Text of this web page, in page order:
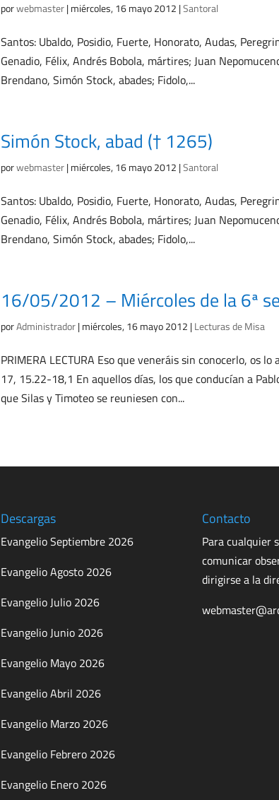
porwebmaster|miércoles, 16 mayo 2012 |Santoral
Santos: Ubaldo, Posidio, Fuerte, Honorato, Audas,
Genadio, Félix, Andrés Bobola, mártires; Juan
Brendano, Simón Stock, abades; Fidolo,...
Simón Stock, abad († 1265)
porwebmaster|miércoles, 16 mayo 2012 |Santoral
Santos: Ubaldo, Posidio, Fuerte, Honorato, Audas,
Genadio, Félix, Andrés Bobola, mártires; Juan
Brendano, Simón Stock, abades; Fidolo,...
16/05/2012 – Miércoles de la 6ª
porAdministrador|miércoles, 16 mayo 2012 |Lecturas de Misa
PRIMERA LECTURA Eso que veneráis sin conocerlo, os
17, 15.22-18,1 En aquellos días, los que conducían a
que Silas y Timoteo se reuniesen con...
Descargas
Evangelio Septiembre 2026
Evangelio Agosto 2026
Evangelio Julio 2026
Evangelio Junio 2026
Evangelio Mayo 2026
Evangelio Abril 2026
Evangelio Marzo 2026
Evangelio Febrero 2026
Evangelio Enero 2026
Contacto
Para cualquier
comunicar
dirigirse a la